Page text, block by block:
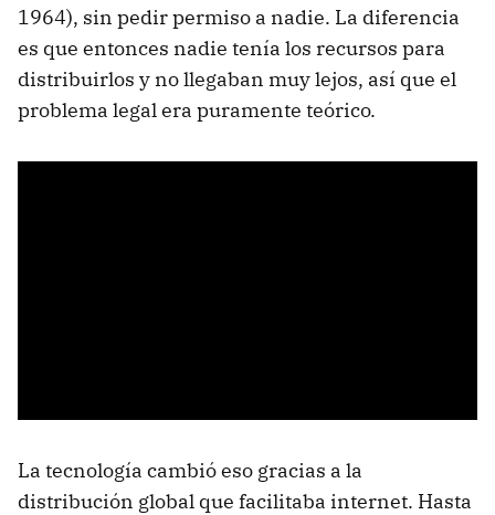
1964), sin pedir permiso a nadie. La diferencia
es que entonces nadie tenía los recursos para
distribuirlos y no llegaban muy lejos, así que el
problema legal era puramente teórico.
La tecnología cambió eso gracias a la
distribución global que facilitaba internet. Hasta